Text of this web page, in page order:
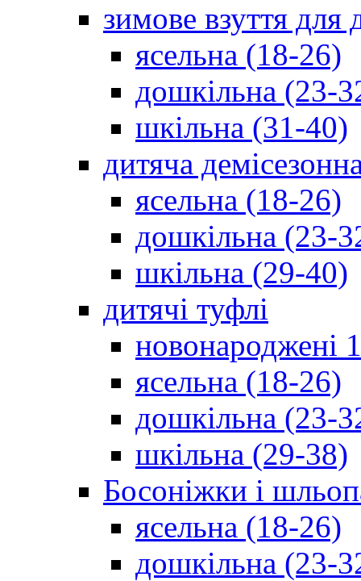
зимове взуття для
ясельна (18-26)
дошкільна (23-
шкільна (31-40)
дитяча
ясельна (18-26)
дошкільна (23-
шкільна (29-40)
дитячі туфлі
новонароджені
ясельна (18-26)
дошкільна (23-
шкільна (29-38)
Босоніжки і
ясельна (18-26)
дошкільна (23-